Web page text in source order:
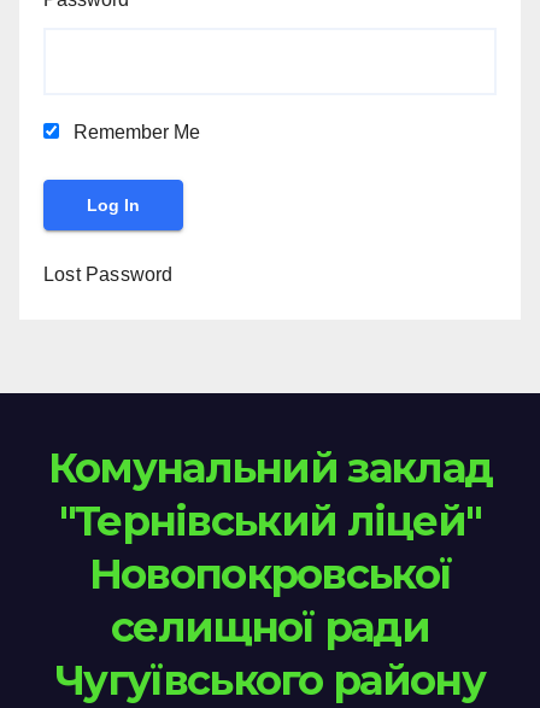
Remember Me
Lost Password
Комунальний заклад
"Тернівський ліцей"
Новопокровської
селищної ради
Чугуївського району